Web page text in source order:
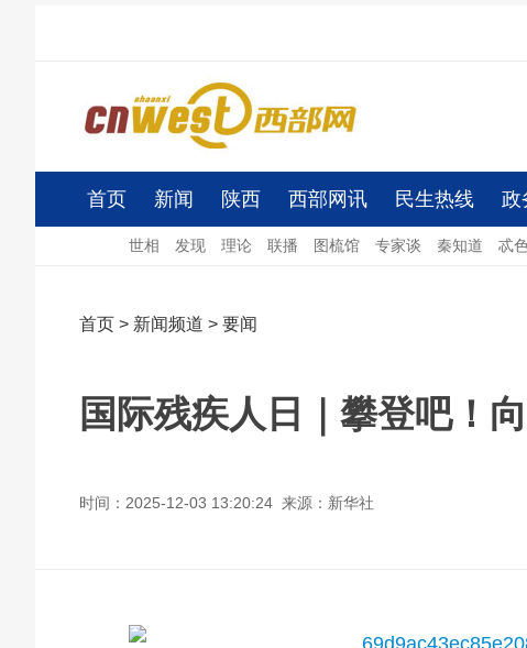
首页 新闻 陕西 西部网讯 民生热线 政
世相 发现 理论 联播 图梳馆 专家谈 秦知道 忒
首页 > 新闻频道 > 要闻
国际残疾人日｜攀登吧！
时间：2025-12-03 13:20:24 来源：新华社